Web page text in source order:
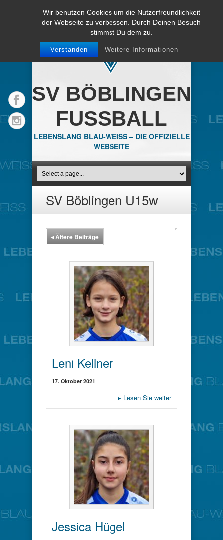
Wir benutzen Cookies um die Nutzerfreundlichkeit
der Webseite zu verbessen. Durch Deinen Besuch
stimmst Du dem zu.
Verstanden Weitere Informationen
SV BÖBLINGEN
FUSSBALL
LEBENSLANG BLAU-WEISS – DIE OFFIZIELLE
WEBSEITE
SV Böblingen U15w
◂Ältere Beiträge
Leni Kellner
17. Oktober 2021
▸ Lesen Sie weiter
Jessica Hügel